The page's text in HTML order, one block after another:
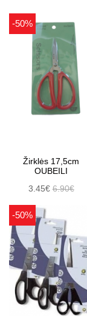
-50%
Žirklės 17,5cm
OUBEILI
3.45€6.90€
-50%